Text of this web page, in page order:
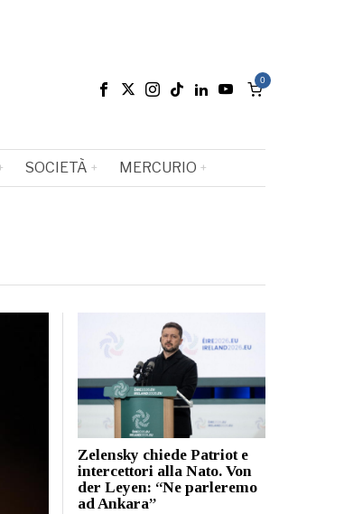
0
SOCIETÀ MERCURIO
Zelensky chiede Patriot e
intercettori alla Nato. Von
der Leyen: “Ne parleremo
ad Ankara”